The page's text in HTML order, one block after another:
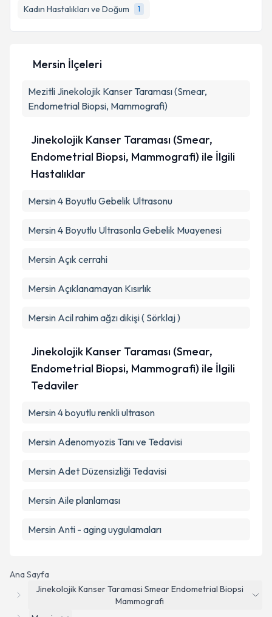
Kadın Hastalıkları ve Doğum
1
bilgilendireceğiz.
E-posta Adresiniz
Kişisel verilerimin işlenmesine ilişkinAydınlatma
Metni 'ni okudum ve kişisel verilerimin belirtilen
kapsamda işlenmesini kabul ediyorum.
Takvim Talebini Gönder
Ana Sayfa
Jinekolojik Kanser Taramasi Smear Endometrial Biopsi
Mammografi
Mersin İlçeleri
Mezitli Jinekolojik Kanser Taraması (Smear,
Endometrial Biopsi, Mammografi)
Jinekolojik Kanser Taraması (Smear,
Endometrial Biopsi, Mammografi) ile İlgili
Hastalıklar
Mersin 4 Boyutlu Gebelik Ultrasonu
Mersin 4 Boyutlu Ultrasonla Gebelik Muayenesi
Mersin Açık cerrahi
Mersin Açıklanamayan Kısırlık
Mersin Acil rahim ağzı dikişi ( Sörklaj )
Jinekolojik Kanser Taraması (Smear,
Endometrial Biopsi, Mammografi) ile İlgili
Tedaviler
Mersin 4 boyutlu renkli ultrason
Mersin Adenomyozis Tanı ve Tedavisi
Mersin Adet Düzensizliği Tedavisi
Mersin Aile planlaması
Mersin Anti - aging uygulamaları